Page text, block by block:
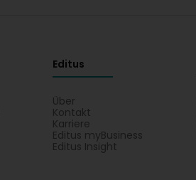
Editus
Über
Kontakt
Karriere
Editus myBusiness
Editus Insight